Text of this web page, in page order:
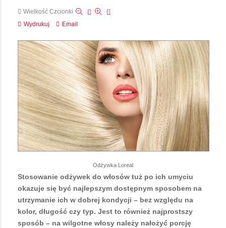
Wielkość Czcionki
Wydrukuj
Email
Odżywka Loreal
Stosowanie odżywek do włosów tuż po ich umyciu
okazuje się być najlepszym dostępnym sposobem na
utrzymanie ich w dobrej kondycji – bez względu na
kolor, długość czy typ. Jest to również najprostszy
sposób – na wilgotne włosy należy nałożyć porcję